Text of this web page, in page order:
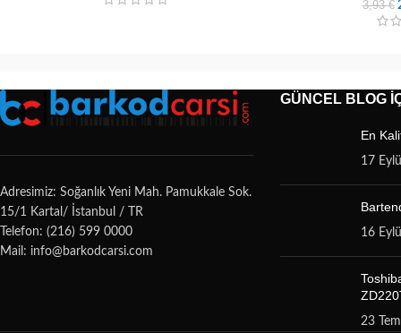
3,93€
Adresimiz: Soğanlık Yeni Mah. Pamukkale Sok.
15/1 Kartal/ İstanbul / TR
Telefon: (216) 599 0000
Mail: info@barkodcarsi.com
GÜNCEL BLOG
En
17
16
23